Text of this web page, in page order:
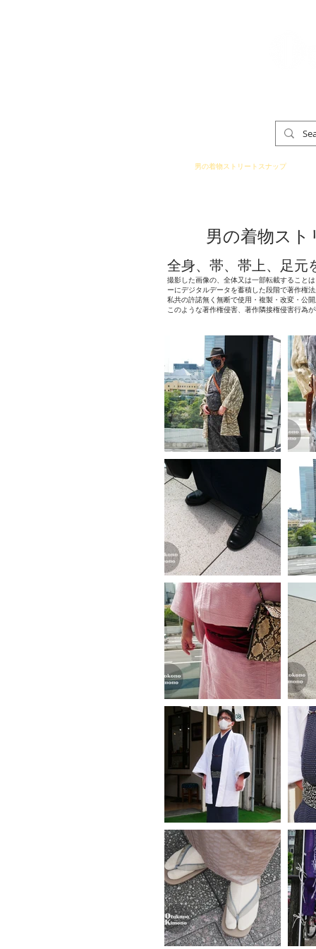
男の着物ストリートスナップ
男の着物ス
全身、帯、帯上、足元
撮影した画像の、全体又は一部転載すること
ーにデジタルデータを蓄積した段階で著作権
私共の許諾無く無断で使用・複製・改変・公
このような著作権侵害、著作隣接権侵害行為